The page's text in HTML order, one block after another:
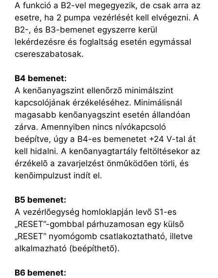
A funkció a B2-vel megegyezik, de csak arra az
esetre, ha 2 pumpa vezérlését kell elvégezni. A
B2-, és B3-bemenet egyszerre kerül
lekérdezésre és foglaltság esetén egymással
csereszabatosak.
B4 bemenet:
A kenõanyagszint ellenõrzõ minimálszint
kapcsolójának érzékeléséhez. Minimálisnál
magasabb kenõanyagszint esetén állandóan
zárva. Amennyiben nincs nívókapcsoló
beépítve, úgy a B4-es bemenetet +24 V-tal át
kell hidalni. A kenõanyagtartály feltöltésekor az
érzékelõ a zavarjelzést önmûködõen törli, és
kenõimpulzust indít el.
B5 bemenet:
A vezérlõegység homloklapján levõ S1-es
„RESET”-gombbal párhuzamosan egy külsõ
„RESET” nyomógomb csatlakoztatható, illetve
alkalmazható (beépíthetõ).
B6 bemenet: